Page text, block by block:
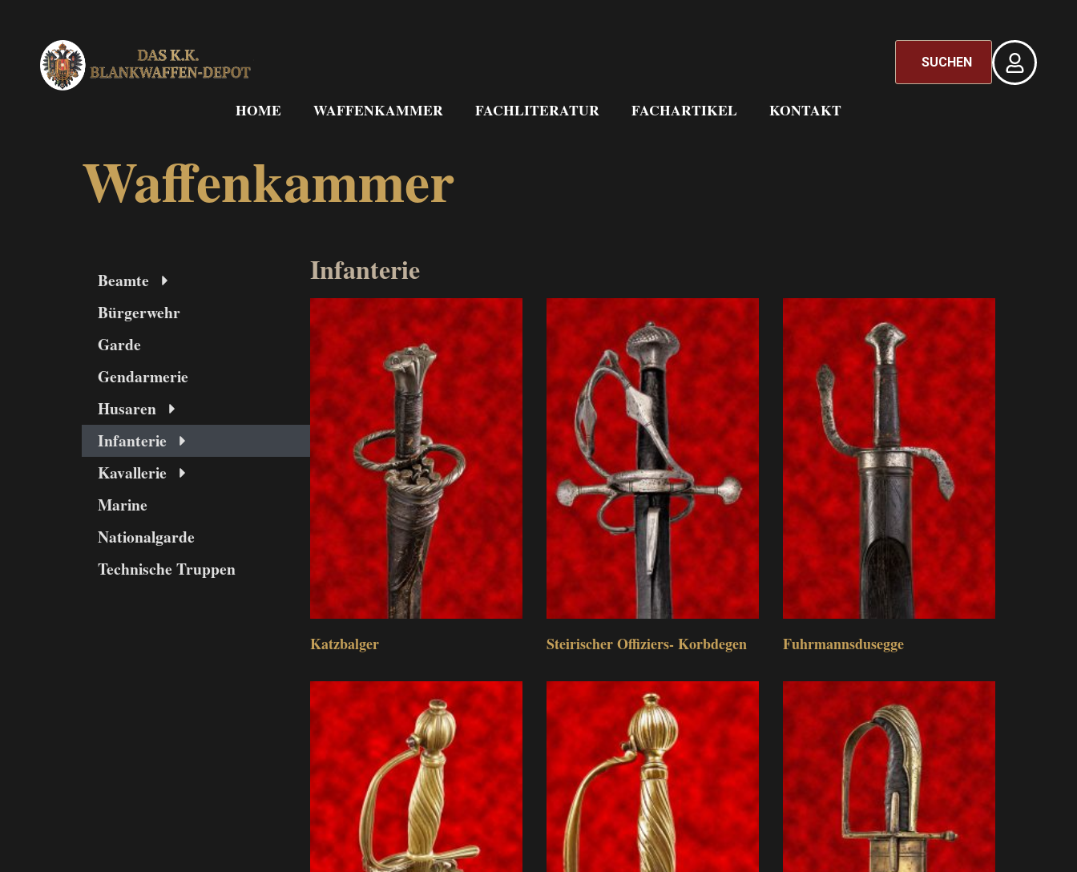
Inhalt
springen
SUCHEN
HOME WAFFENKAMMER FACHLITERATUR FACHARTIKEL KONTAKT
Waffenkammer
Beamte
Bürgerwehr
Garde
Gendarmerie
Husaren
Infanterie
Kavallerie
Marine
Nationalgarde
Technische Truppen
Infanterie
Katzbalger Steirischer Offiziers- Korbdegen Fuhrmannsdusegge